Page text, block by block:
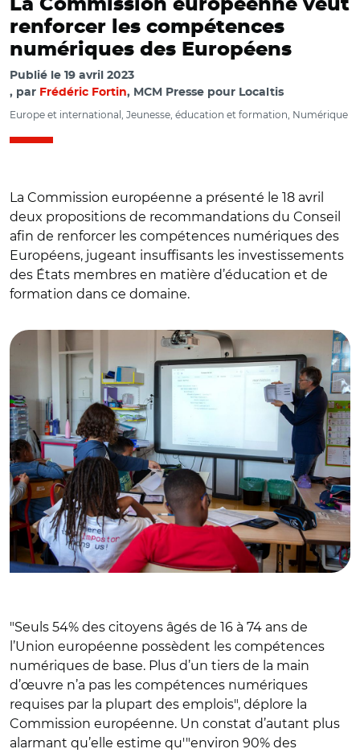
La Commission européenne veut
renforcer les compétences
numériques des Européens
Publié le 19 avril 2023
par Frédéric Fortin, MCM Presse pour Localtis
Europe et international, Jeunesse, éducation et formation, Numérique
La Commission européenne a présenté le 18 avril
deux propositions de recommandations du Conseil
afin de renforcer les compétences numériques des
Européens, jugeant insuffisants les investissements
des États membres en matière d’éducation et de
formation dans ce domaine.
© @VilleElancourt/ Semaine européenne du code à
"Seuls 54% des citoyens âgés de 16 à 74 ans de
l’Union européenne possèdent les compétences
numériques de base. Plus d’un tiers de la main
d’œuvre n’a pas les compétences numériques
requises par la plupart des emplois", déplore la
Commission européenne. Un constat d’autant plus
alarmant qu’elle estime qu'"environ 90% des